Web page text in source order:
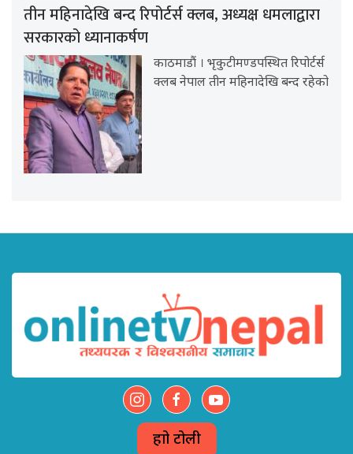
तीन महिनादेखि बन्द रिपोर्टर्स क्लब, अध्यक्ष धमलाद्वारा
सरकारको ध्यानाकर्षण
काठमाडौं । भृकुटीमण्डपस्थित रिपोर्टर्स
क्लब नेपाल तीन महिनादेखि बन्द रहेको
हाम्रो टोली